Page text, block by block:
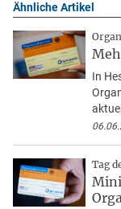
Ähnliche Artikel
In
Tag